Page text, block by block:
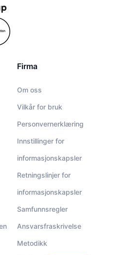
Firma
Om oss
Vilkår for bruk
Personvernerklæring
Innstillinger for
informasjonskapsler
Retningslinjer for
informasjonskapsler
Samfunnsregler
Ansvarsfraskrivelse
Metodikk